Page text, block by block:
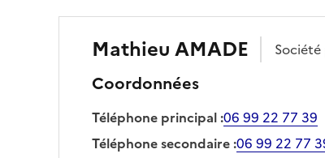
MathieuAMADE Société
Coordonnées
Téléphone principal:06 99 22 77 39
Téléphone secondaire:06 99 22 77